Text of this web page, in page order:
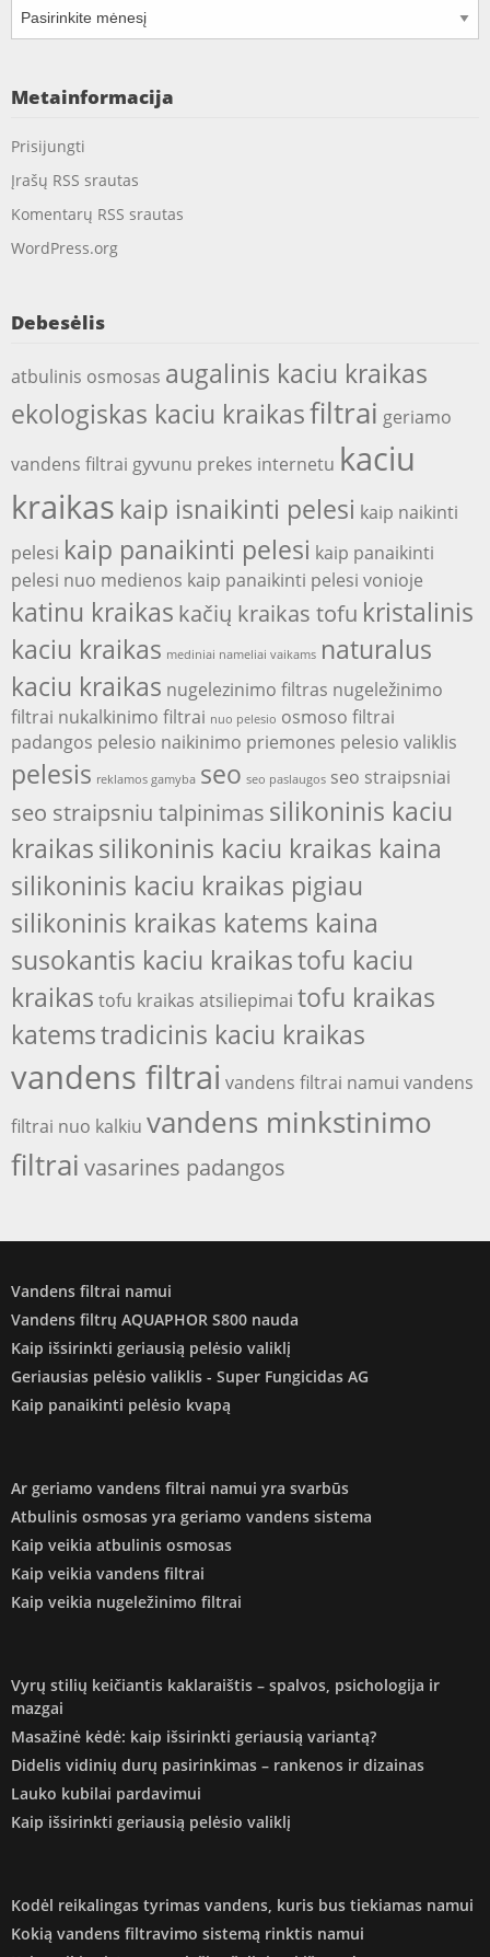
Archyvai
Metainformacija
Prisijungti
Įrašų RSS srautas
Komentarų RSS srautas
WordPress.org
Debesėlis
atbulinis osmosas augalinis kaciu kraikas
ekologiskas kaciu kraikasfiltrai geriamo
vandens filtrai gyvunu prekes internetu kaciu
kraikas kaip isnaikinti pelesi kaip naikinti
pelesi kaip panaikinti pelesi kaip panaikinti
pelesi nuo medienos kaip panaikinti pelesi vonioje
katinu kraikas kačių kraikas tofu kristalinis
kaciu kraikas mediniai nameliai vaikams naturalus
kaciu kraikas nugelezinimo filtras nugeležinimo
filtrai nukalkinimo filtrai nuo pelesio osmoso filtrai
padangos pelesio naikinimo priemones pelesio valiklis
pelesis reklamos gamyba seo seo paslaugos seo straipsniai
seo straipsniu talpinimas silikoninis kaciu
kraikassilikoninis kaciu kraikas kaina
silikoninis kaciu kraikas pigiau
silikoninis kraikas katems kaina
susokantis kaciu kraikastofu kaciu
kraikas tofu kraikas atsiliepimai tofu kraikas
katemstradicinis kaciu kraikas
vandens filtrai vandens filtrai namui vandens
filtrai nuo kalkiu vandens minkstinimo
filtrai vasarines padangos
Vandens filtrai namui
Vandens filtrų AQUAPHOR S800 nauda
Kaip išsirinkti geriausią pelėsio valiklį
Geriausias pelėsio valiklis - Super Fungicidas AG
Kaip panaikinti pelėsio kvapą
Ar geriamo vandens filtrai namui yra svarbūs
Atbulinis osmosas yra geriamo vandens sistema
Kaip veikia atbulinis osmosas
Kaip veikia vandens filtrai
Kaip veikia nugeležinimo filtrai
Vyrų stilių keičiantis kaklaraištis – spalvos, psichologija ir
mazgai
Masažinė kėdė: kaip išsirinkti geriausią variantą?
Didelis vidinių durų pasirinkimas – rankenos ir dizainas
Lauko kubilai pardavimui
Kaip išsirinkti geriausią pelėsio valiklį
Kodėl reikalingas tyrimas vandens, kuris bus tiekiamas namui
Kokią vandens filtravimo sistemą rinktis namui